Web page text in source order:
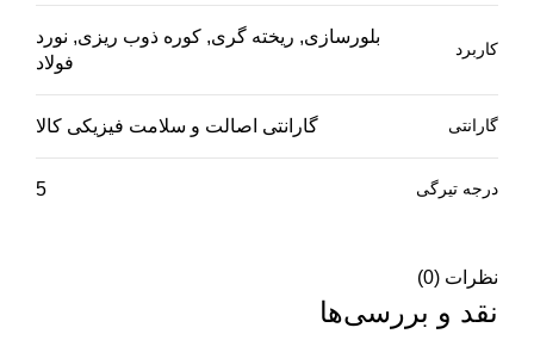
کاربرد
بلورسازی, ریخته گری, کوره ذوب ریزی, نورد
فولاد
گارانتی گارانتی اصالت و سلامت فیزیکی کالا
درجه تیرگی 5
نظرات (0)
نقد و بررسی‌ها